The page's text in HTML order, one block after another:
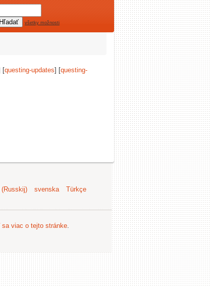
všetky možnosti
[questing-updates] [questing-
(Russkij) svenska
Türkçe
sa viac o tejto stránke.